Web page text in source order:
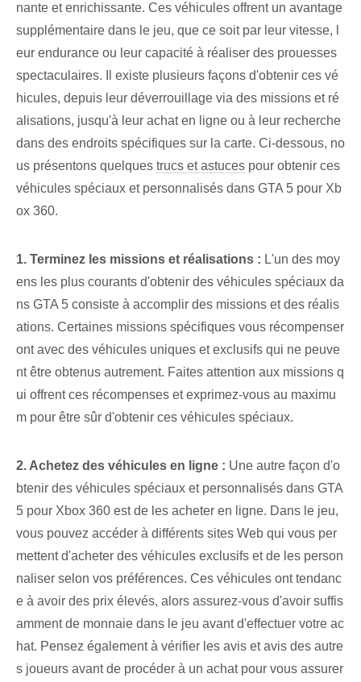
nante et⁢ enrichissante. Ces véhicules offrent un avantage
supplémentaire dans le jeu, que ce soit par leur vitesse, l
eur endurance ou leur capacité à réaliser des prouesses
spectaculaires. Il existe plusieurs façons⁢ d'obtenir ces vé
hicules, depuis leur déverrouillage⁤ via des ⁣missions et ré
alisations, jusqu'à leur achat⁢ en ligne ou ⁤à leur recherche
dans des endroits spécifiques⁤ sur la carte. Ci-dessous, no
us présentons quelques trucs et astuces pour obtenir ces
véhicules spéciaux et personnalisés dans GTA 5 pour Xb
ox 360.
1. Terminez les ⁤missions et ⁣réalisations : L'un des moy
ens les plus courants d'obtenir des véhicules spéciaux da
ns GTA 5 consiste à accomplir des missions et des réalis
ations. Certaines missions spécifiques vous récompenser
ont avec des véhicules uniques et exclusifs qui ne peuve
nt être obtenus autrement. Faites attention aux missions q
ui offrent ces récompenses et exprimez-vous au maximu
m pour être sûr d'obtenir ces véhicules spéciaux.
2. Achetez des véhicules en ligne : Une autre façon d'o
btenir des véhicules spéciaux et personnalisés dans GTA
5 pour Xbox 360 est de les acheter en ligne. Dans le jeu,
vous pouvez accéder à différents sites Web qui vous per
mettent d'acheter des véhicules exclusifs et de les person
naliser selon vos préférences. Ces véhicules ont tendanc
e à avoir des prix élevés, alors assurez-vous d'avoir suffis
amment de monnaie dans le jeu avant d'effectuer votre ac
hat. ​Pensez également à vérifier les avis et avis des autre
s joueurs avant de procéder à un achat pour vous assurer